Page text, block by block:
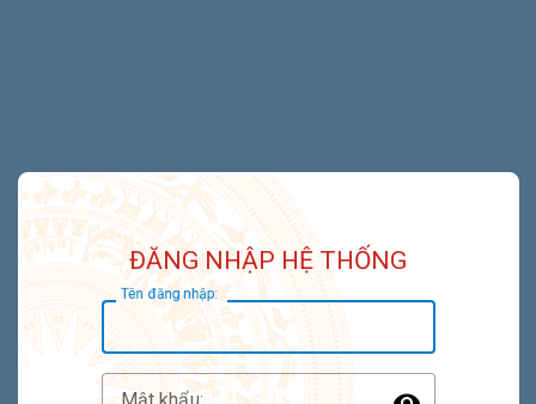
ĐĂNG NHẬP HỆ THỐNG
Tên đăng nhập:
Mật khẩu: